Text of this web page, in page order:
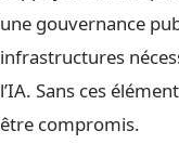
une gouvernance
infrastructures
l’IA. Sans ces
être compromis.